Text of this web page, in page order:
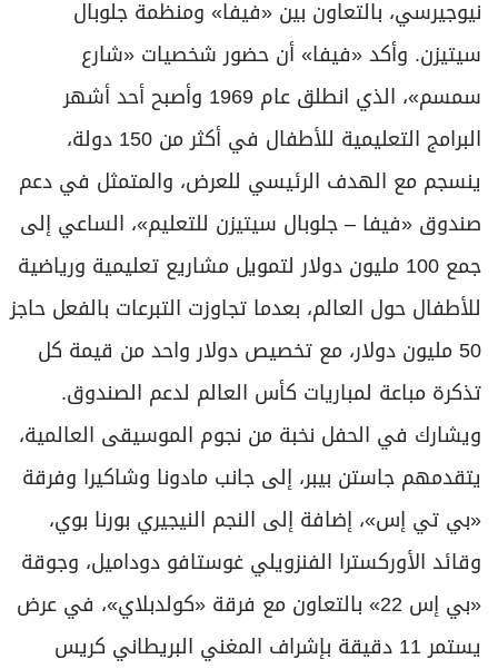
نيوجيرسي، بالتعاون بين «فيفا» ومنظمة جلوبال
سيتيزن. وأكد «فيفا» أن حضور شخصيات «شارع
سمسم»، الذي انطلق عام 1969 وأصبح أحد أشهر
البرامج التعليمية للأطفال في أكثر من 150 دولة،
ينسجم مع الهدف الرئيسي للعرض، والمتمثل في دعم
صندوق «فيفا – جلوبال سيتيزن للتعليم»، الساعي إلى
جمع 100 مليون دولار لتمويل مشاريع تعليمية ورياضية
للأطفال حول العالم، بعدما تجاوزت التبرعات بالفعل حاجز
50 مليون دولار، مع تخصيص دولار واحد من قيمة كل
تذكرة مباعة لمباريات كأس العالم لدعم الصندوق.
ويشارك في الحفل نخبة من نجوم الموسيقى العالمية،
يتقدمهم جاستن بيبر، إلى جانب مادونا وشاكيرا وفرقة
«بي تي إس»، إضافة إلى النجم النيجيري بورنا بوي،
وقائد الأوركسترا الفنزويلي غوستافو دوداميل، وجوقة
«بي إس 22» بالتعاون مع فرقة «كولدبلاي»، في عرض
يستمر 11 دقيقة بإشراف المغني البريطاني كريس